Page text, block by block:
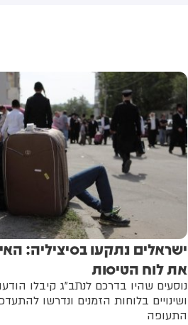
ישראלים נתקעו בסיציליה:
את לוח הטיסות
נוסעים שהיו בדרכם לנתב”ג קיבלו
ושינויים בלוחות הזמנים ונדרשו
התעופה